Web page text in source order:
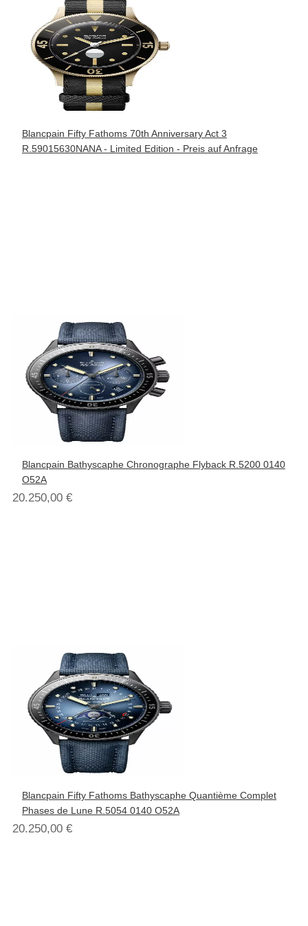
Blancpain Fifty Fathoms 70th Anniversary Act 3
R.59015630NANA - Limited Edition - Preis auf Anfrage
Blancpain Bathyscaphe Chronographe Flyback R.5200 0140
O52A
20.250,00 €
Blancpain Fifty Fathoms Bathyscaphe Quantième Complet
Phases de Lune R.5054 0140 O52A
20.250,00 €